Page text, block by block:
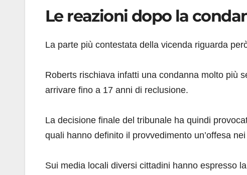
Le reazioni dopo la
La parte più contestata della vicenda riguarda
Roberts rischiava infatti una condanna molto più
arrivare fino a 17 anni di reclusione.
La decisione finale del tribunale ha quindi
quali hanno definito il provvedimento un’offesa
Sui media locali diversi cittadini hanno espresso